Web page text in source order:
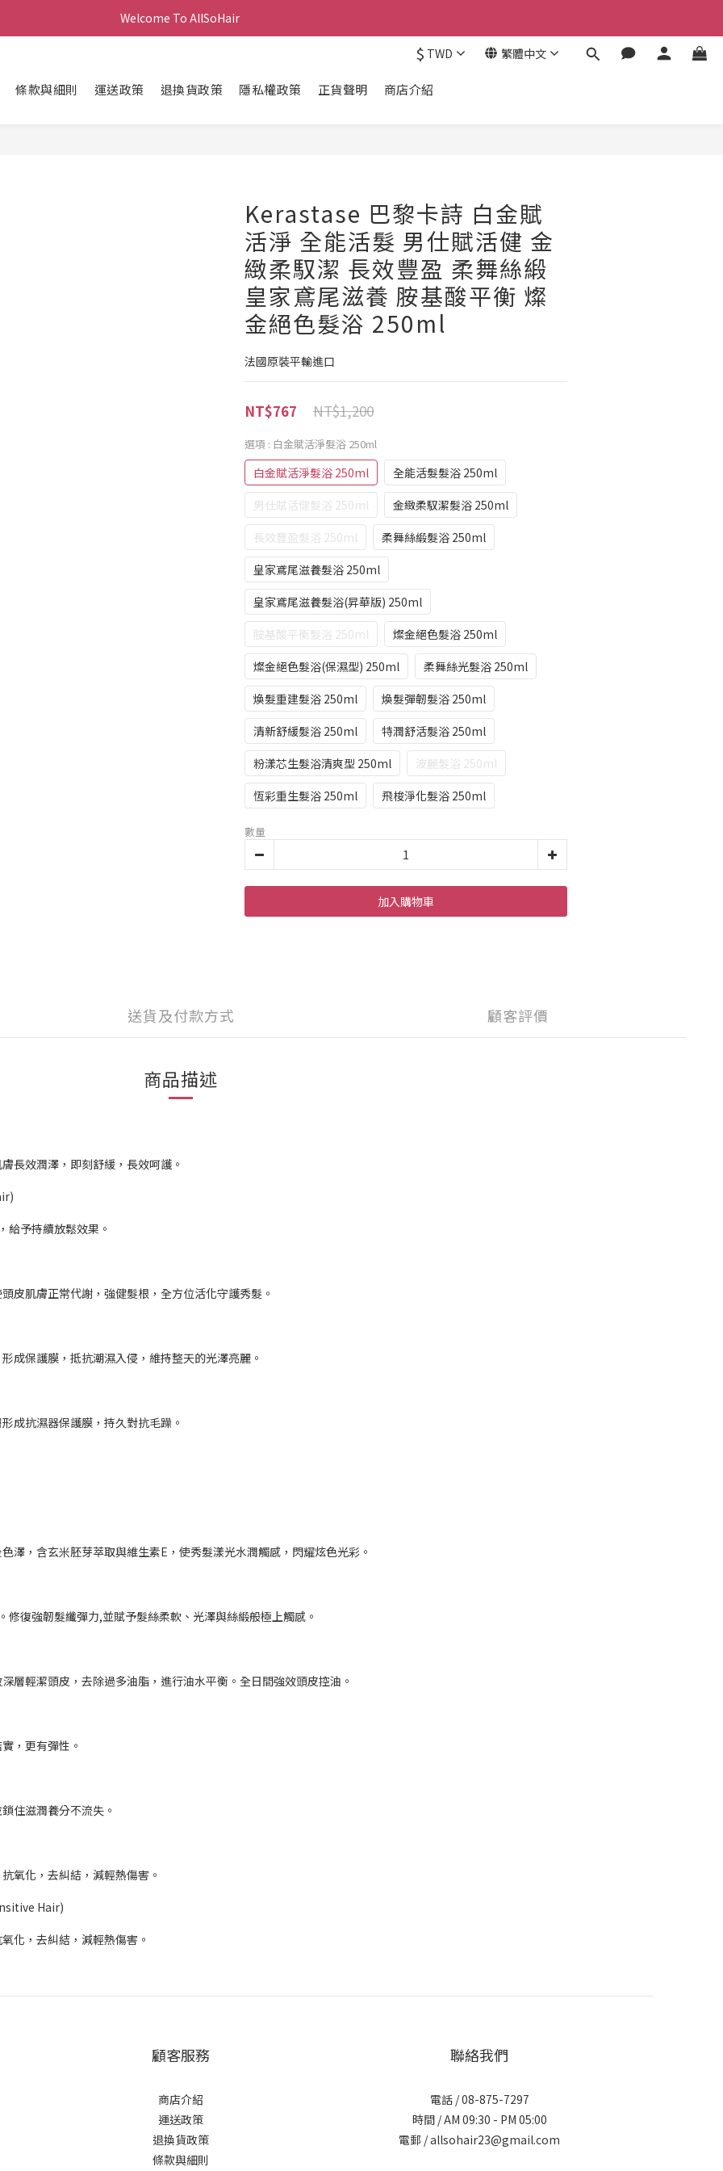
Welcome To AllSoHair
$ TWD 繁體中文
條款與細則 運送政策 退換貨政策 隱私權政策 正貨聲明 商店介紹
Kerastase 巴黎卡詩 白金賦
活淨 全能活髮 男仕賦活健 金
緻柔馭潔 長效豐盈 柔舞絲緞
皇家鳶尾滋養 胺基酸平衡 燦
金絕色髮浴 250ml
法國原裝平輸進口
NT$1,200
NT$767
選項 : 白金賦活淨髮浴 250ml
白金賦活淨髮浴 250ml
全能活髮髮浴 250ml
男仕賦活健髮浴 250ml
金緻柔馭潔髮浴 250ml
長效豐盈髮浴 250ml
柔舞絲緞髮浴 250ml
皇家鳶尾滋養髮浴 250ml
皇家鳶尾滋養髮浴(昇華版) 250ml
胺基酸平衡髮浴 250ml
燦金絕色髮浴 250ml
燦金絕色髮浴(保濕型) 250ml
柔舞絲光髮浴 250ml
煥髮重建髮浴 250ml
煥髮彈韌髮浴 250ml
清新舒緩髮浴 250ml
特潤舒活髮浴 250ml
粉漾芯生髮浴清爽型 250ml
波麗髮浴 250ml
恆彩重生髮浴 250ml
飛梭淨化髮浴 250ml
數量
加入購物車
送貨及付款方式 顧客評價
商品描述
長效潤澤，即刻舒緩，長效呵護。
給予持續放鬆效果。
皮肌膚正常代謝，強健髮根，全方位活化守護秀髮。
成保護膜，抵抗潮濕入侵，維持整天的光澤亮麗。
成抗濕器保護膜，持久對抗毛躁。
澤，含玄米胚芽萃取與維生素E，使秀髮漾光水潤觸感，閃耀炫色光彩。
復強韌髮纖彈力,並賦予髮絲柔軟、光澤與絲緞般極上觸感。
層輕潔頭皮，去除過多油脂，進行油水平衡。全日間強效頭皮控油。
，更有彈性。
住滋潤養分不流失。
氧化，去糾結，減輕熱傷害。
Hair)
化，去糾結，減輕熱傷害。
顧客服務
商店介紹
運送政策
退換貨政策
條款與細則
聯絡我們
電話 / 08-875-7297
時間 / AM 09:30 - PM 05:00
電郵 / allsohair23@gmail.com